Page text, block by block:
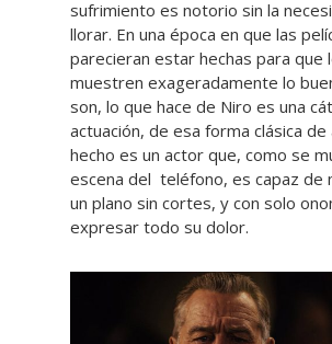
sufrimiento es notorio sin la
llorar. En una época en que las
parecieran estar hechas para que
muestren exageradamente lo
son, lo que hace de Niro es una
actuación, de esa forma clásica de
hecho es un actor que, como se
escena del teléfono, es capaz de
un plano sin cortes, y con solo
expresar todo su dolor.